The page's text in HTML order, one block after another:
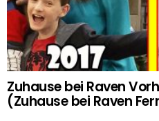
Zuhause bei Raven
(Zuhause bei Raven